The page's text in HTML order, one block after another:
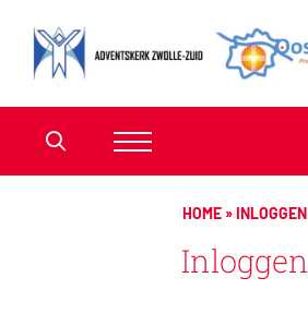
HOME »INLOGGEN
Inloggen